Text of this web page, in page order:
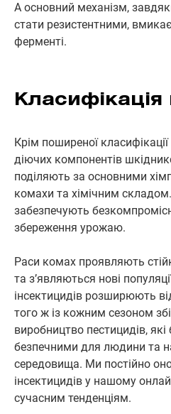
А основний механізм,
стати резистентними,
ферменті.
Класифікація
Крім поширеної
діючих компонентів
поділяють за основними
комахи та хімічним
забезпечують
збереження урожаю.
Раси комах проявляють
та з’являються нові
інсектицидів розширюють
того ж із кожним сезоном
виробництво пестицидів,
безпечними для людини та
середовища. Ми постійно
інсектицидів у нашому
сучасним тенденціям.